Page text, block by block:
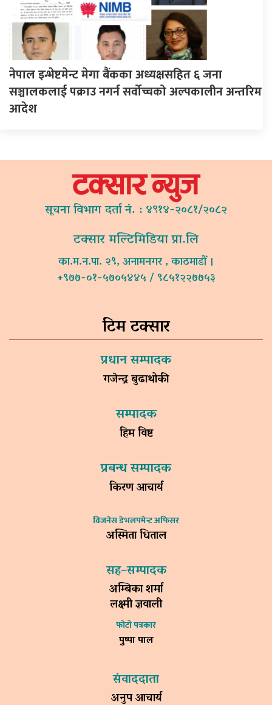
नेपाल इन्भेष्टमेन्ट मेगा बैंकका अध्यक्षसहित ६ जना
सञ्चालकलाई पक्राउ नगर्न सर्वोच्चको अल्पकालीन अन्तरिम
आदेश
सूचना विभाग दर्ता नं. : ४९१४-२०८१/२०८२
टक्सार मल्टिमिडिया प्रा.लि
का.म.न.पा. २९, अनामनगर , काठमाडौं ।
+९७७-०१-५७०५४४५ / ९८५१२२७७५३
टिम टक्सार
प्रधान सम्पादक
गजेन्द्र बुढाथोकी
सम्पादक
हिम विष्ट
प्रबन्ध सम्पादक
किरण आचार्य
विजनेस डेभलपमेन्ट अफिसर
अस्मिता धिताल
सह–सम्पादक
अम्बिका शर्मा
लक्ष्मी ज्ञवाली
फोटो पत्रकार
पुष्पा पाल
संवाददाता
अनुप आचार्य